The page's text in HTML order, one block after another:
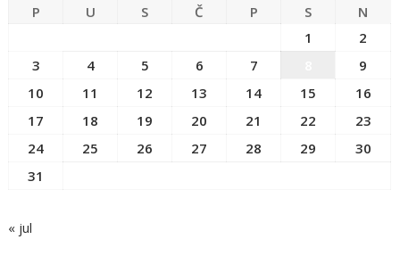
P U S Č P S
N
1
2
3
4 5 6 7
9
10
11 12 13 14 15
16
17
18 19 20 21 22
23
24
25 26 27 28 29
30
31
« jul